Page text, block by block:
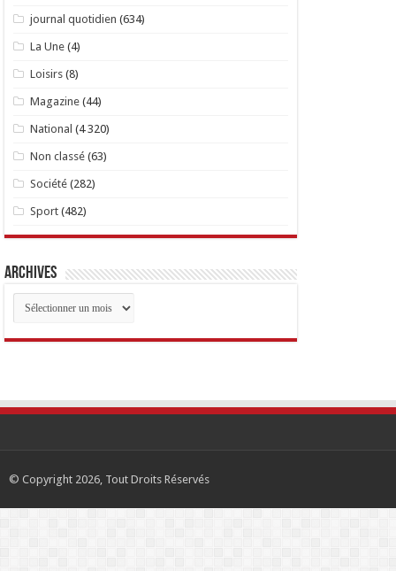
journal quotidien (634)
La Une (4)
Loisirs (8)
Magazine (44)
National (4 320)
Non classé (63)
Société (282)
Sport (482)
Archives
Archives
© Copyright 2026, Tout Droits Réservés